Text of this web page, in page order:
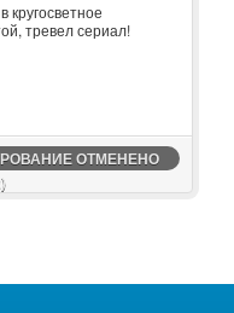
кругосветное
тревел сериал!
ОТМЕНЕНО